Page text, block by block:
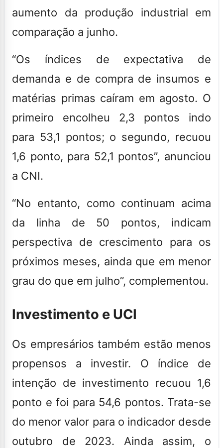
aumento da produção industrial em
comparação a junho.
“Os índices de expectativa de
demanda e de compra de insumos e
matérias primas caíram em agosto. O
primeiro encolheu 2,3 pontos indo
para 53,1 pontos; o segundo, recuou
1,6 ponto, para 52,1 pontos”, anunciou
a CNI.
“No entanto, como continuam acima
da linha de 50 pontos, indicam
perspectiva de crescimento para os
próximos meses, ainda que em menor
grau do que em julho”, complementou.
Investimento e UCI
Os empresários também estão menos
propensos a investir. O índice de
intenção de investimento recuou 1,6
ponto e foi para 54,6 pontos. Trata-se
do menor valor para o indicador desde
outubro de 2023. Ainda assim, o